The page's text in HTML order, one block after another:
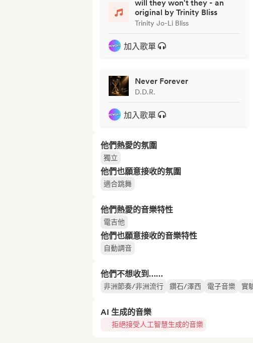
will they won't they - an
original by Trinity Bliss
Trinity Jo-Li Bliss
加入歌單
Never Forever
D.D.R.
加入歌單
他們熱愛的氛圍
獨立
他們也願意接收的氛圍
適合跳舞
他們熱愛的音樂特性
電吉他
他們也願意接收的音樂特性
自動調音
他們不想收到……
非洲節奏/非洲流行 鑽石/澤西 電子音樂 實
AI 生成的音樂
拒絕接受人工智慧生成的音樂